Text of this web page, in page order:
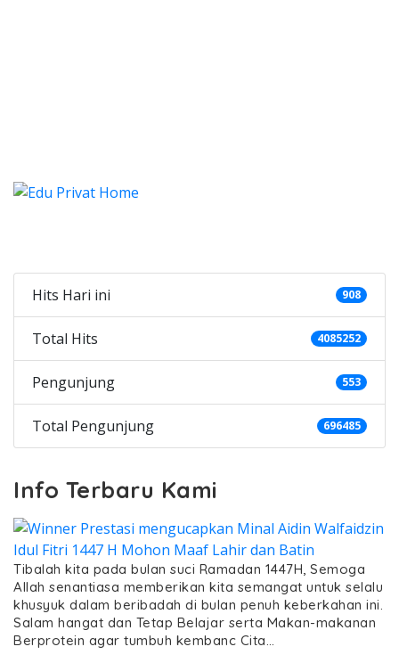
Hits Hari ini 908
Total Hits 4085252
Pengunjung 553
Total Pengunjung 696485
Info Terbaru Kami
Tibalah kita pada bulan suci Ramadan 1447H, Semoga
Allah senantiasa memberikan kita semangat untuk selalu
khusyuk dalam beribadah di bulan penuh keberkahan ini.
Salam hangat dan Tetap Belajar serta Makan-makanan
Berprotein agar tumbuh kembanc Cita…